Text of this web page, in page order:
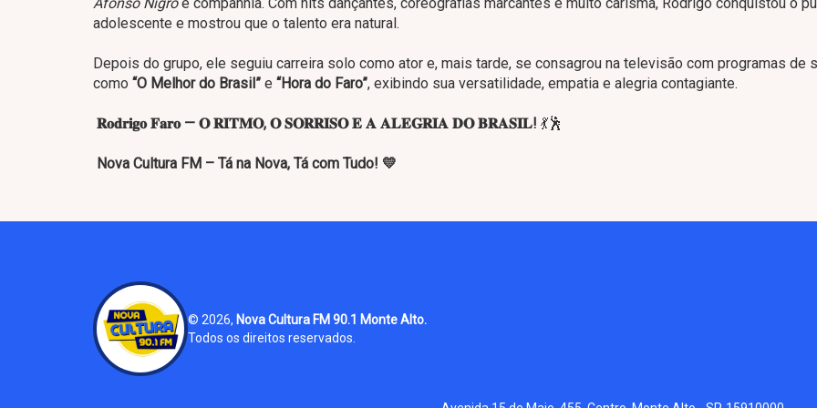
adolescente e mostrou que o talento era natural.
Depois do grupo, ele seguiu carreira solo como ator e, mais tarde, se consagrou na televisão com programas de
como “O Melhor do Brasil” e “Hora do Faro”, exibindo sua versatilidade, empatia e alegria contagiante.
𝐑𝐨𝐝𝐫𝐢𝐠𝐨 𝐅𝐚𝐫𝐨 — 𝐎 𝐑𝐈𝐓𝐌𝐎, 𝐎 𝐒𝐎𝐑𝐑𝐈𝐒𝐎 𝐄 𝐀 𝐀𝐋𝐄𝐆𝐑𝐈𝐀 𝐃𝐎 𝐁𝐑𝐀𝐒𝐈𝐋! 💃🕺
Nova Cultura FM – Tá na Nova, Tá com Tudo! 💛
© 2026, Nova Cultura FM 90.1 Monte Alto.
Todos os direitos reservados.